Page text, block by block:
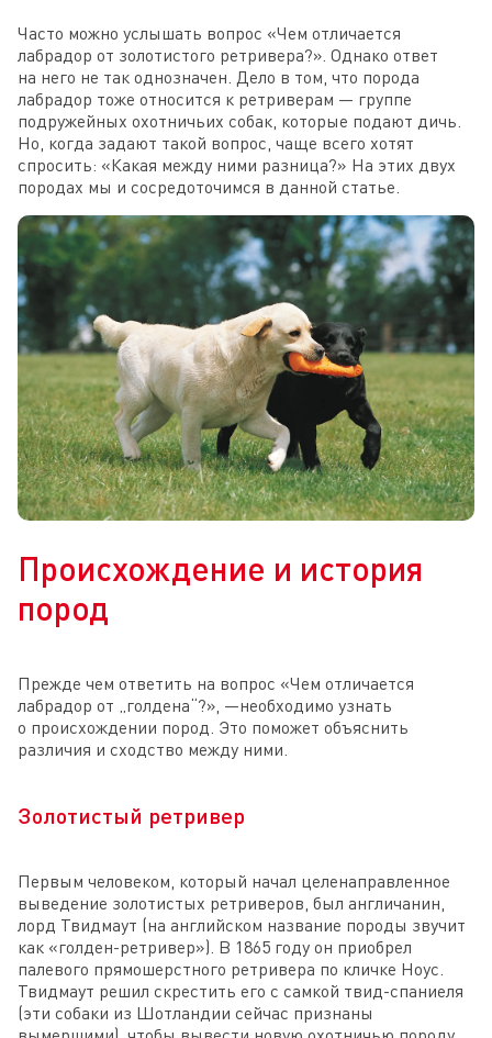
Часто можно услышать вопрос «Чем отличается
лабрадор от золотистого ретривера?». Однако ответ
на него не так однозначен. Дело в том, что порода
лабрадор тоже относится к ретриверам — группе
подружейных охотничьих собак, которые подают дичь.
Но, когда задают такой вопрос, чаще всего хотят
спросить: «Какая между ними разница?» На этих двух
породах мы и сосредоточимся в данной статье.
Происхождение и история
пород
Прежде чем ответить на вопрос «Чем отличается
лабрадор от „голдена“?», —необходимо узнать
о происхождении пород. Это поможет объяснить
различия и сходство между ними.
Золотистый ретривер
Первым человеком, который начал целенаправленное
выведение золотистых ретриверов, был англичанин,
лорд Твидмаут (на английском название породы звучит
как «голден-ретривер»). В 1865 году он приобрел
палевого прямошерстного ретривера по кличке Ноус.
Твидмаут решил скрестить его с самкой твид-спаниеля
(эти собаки из Шотландии сейчас признаны